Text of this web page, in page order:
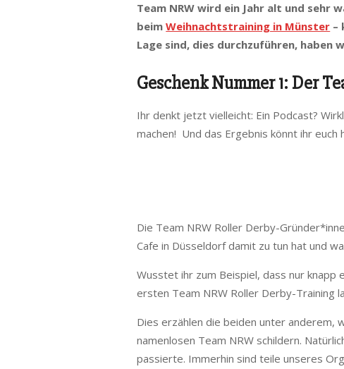
Team NRW wird ein Jahr alt und sehr
beimWeihnachtstraining in Münster –
Lage sind, dies durchzuführen, haben
Geschenk Nummer 1: Der
Ihr denkt jetzt vielleicht: Ein Podcast?
machen! Und das Ergebnis könnt ihr euch
Die Team NRW Roller Derby-
Cafe in Düsseldorf damit zu tun hat und
Wusstet ihr zum Beispiel, dass nur
ersten Team NRW Roller Derby-Training
Dies erzählen die beiden unter anderem,
namenlosen Team NRW schildern.
passierte. Immerhin sind teile unseres